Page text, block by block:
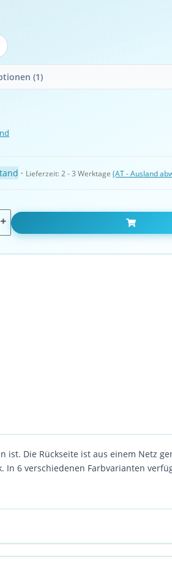
(1)
· Lieferzeit:2 - 3 Werktage(AT - Ausland
In den
ist. Die Rückseite ist aus einem Netz
6 verschiedenen Farbvarianten